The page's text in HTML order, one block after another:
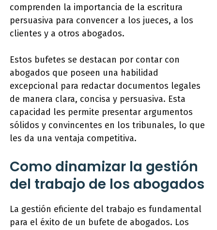
comprenden la importancia de la escritura
persuasiva para convencer a los jueces, a los
clientes y a otros abogados.
Estos bufetes se destacan por contar con
abogados que poseen una habilidad
excepcional para redactar documentos legales
de manera clara, concisa y persuasiva. Esta
capacidad les permite presentar argumentos
sólidos y convincentes en los tribunales, lo que
les da una ventaja competitiva.
Como dinamizar la gestión
del trabajo de los abogados
La gestión eficiente del trabajo es fundamental
para el éxito de un bufete de abogados. Los